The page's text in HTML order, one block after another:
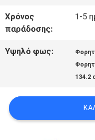
ΓΎΡΟΣ
ΈΛΕΓΧΟΣ
Χρόνος
παράδοσης:
1-5
Υψηλό φως:
134.2